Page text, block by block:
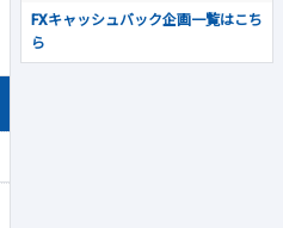
FXキャッシュバック企画一覧はこち
ら